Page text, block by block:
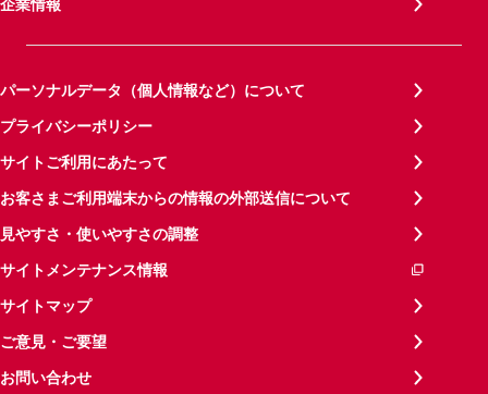
企業情報
パーソナルデータ（個人情報など）について
プライバシーポリシー
サイトご利用にあたって
お客さまご利用端末からの情報の外部送信について
見やすさ・使いやすさの調整
サイトメンテナンス情報
サイトマップ
ご意見・ご要望
お問い合わせ